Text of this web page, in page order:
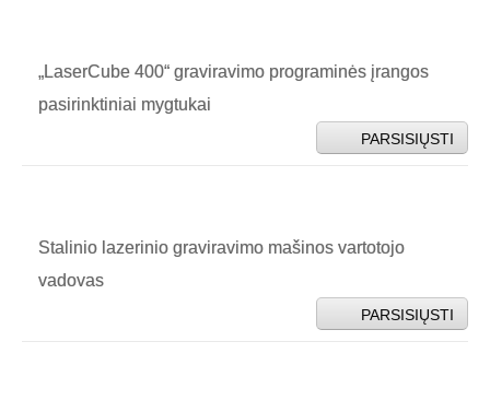
„LaserCube 400“ graviravimo programinės įrangos
pasirinktiniai mygtukai
PARSISIŲSTI
Stalinio lazerinio graviravimo mašinos vartotojo
vadovas
PARSISIŲSTI